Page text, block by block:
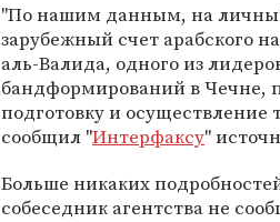
"По нашим данным, на
зарубежный счет арабского
аль-Валида, одного из
бандформирований в Чечне,
подготовку и осуществление
сообщил "Интерфаксу"
Больше никаких
собеседник агентства не